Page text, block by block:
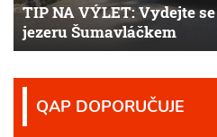
TIP NA VÝLET: Vydejte
jezeru Šumavláčkem
QAP DOPORUČUJE